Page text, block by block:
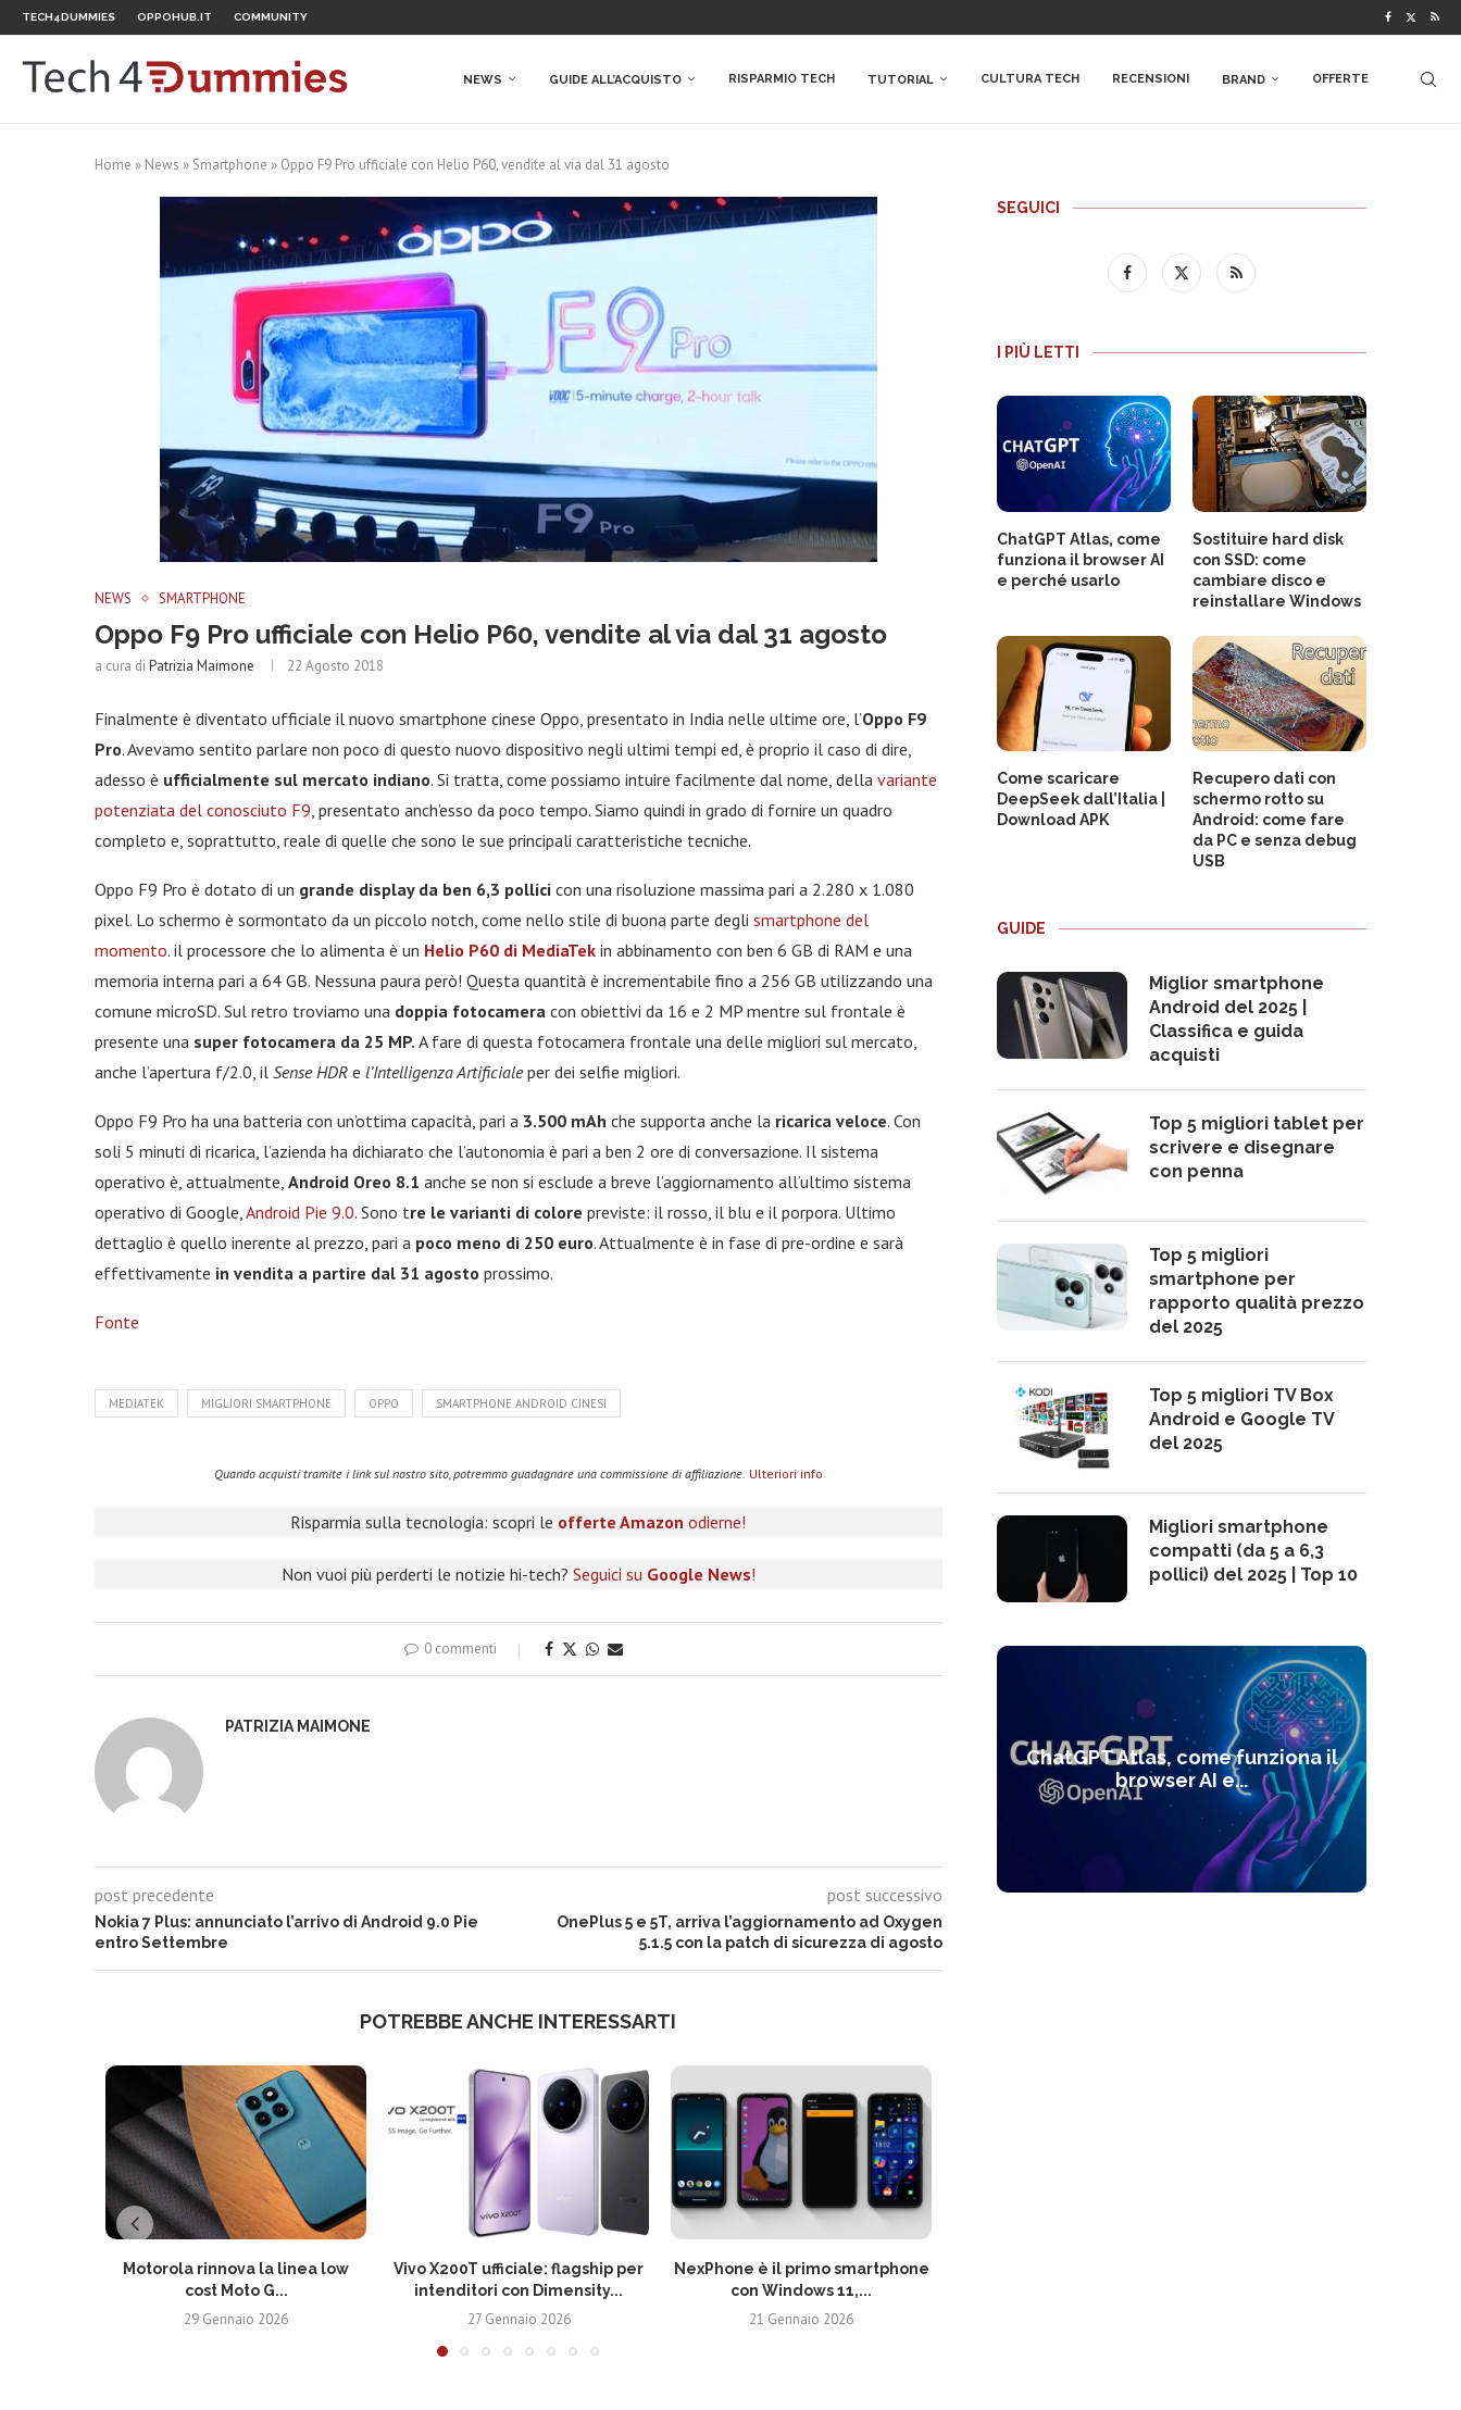
TECH4DUMMIES OPPOHUB.IT COMMUNITY
NEWS GUIDE ALL’ACQUISTO RISPARMIO TECH TUTORIAL CULTURA TECH RECENSIONI BRAND OFFERTE
Home » News » Smartphone » Oppo F9 Pro ufficiale con Helio P60, vendite al via dal 31 agosto
NEWS SMARTPHONE
Oppo F9 Pro ufficiale con Helio P60, vendite al via dal 31 agosto
a cura di Patrizia Maimone 22 Agosto 2018
Finalmente è diventato ufficiale il nuovo smartphone cinese Oppo, presentato in India nelle ultime ore, l’Oppo F9
Pro. Avevamo sentito parlare non poco di questo nuovo dispositivo negli ultimi tempi ed, è proprio il caso di dire,
adesso è ufficialmente sul mercato indiano. Si tratta, come possiamo intuire facilmente dal nome, della variante
potenziata del conosciuto F9, presentato anch’esso da poco tempo. Siamo quindi in grado di fornire un quadro
completo e, soprattutto, reale di quelle che sono le sue principali caratteristiche tecniche.
Oppo F9 Pro è dotato di un grande display da ben 6,3 pollici con una risoluzione massima pari a 2.280 x 1.080
pixel. Lo schermo è sormontato da un piccolo notch, come nello stile di buona parte degli smartphone del
momento. il processore che lo alimenta è un Helio P60 di MediaTek in abbinamento con ben 6 GB di RAM e una
memoria interna pari a 64 GB. Nessuna paura però! Questa quantità è incrementabile fino a 256 GB utilizzando una
comune microSD. Sul retro troviamo una doppia fotocamera con obiettivi da 16 e 2 MP mentre sul frontale è
presente una super fotocamera da 25 MP. A fare di questa fotocamera frontale una delle migliori sul mercato,
anche l’apertura f/2.0, il Sense HDR e l’Intelligenza Artificialeper dei selfie migliori.
Oppo F9 Pro ha una batteria con un’ottima capacità, pari a 3.500 mAh che supporta anche la ricarica veloce. Con
soli 5 minuti di ricarica, l’azienda ha dichiarato che l’autonomia è pari a ben 2 ore di conversazione. Il sistema
operativo è, attualmente, Android Oreo 8.1 anche se non si esclude a breve l’aggiornamento all’ultimo sistema
operativo di Google,Android Pie 9.0. Sono tre le varianti di colore previste: il rosso, il blu e il porpora. Ultimo
dettaglio è quello inerente al prezzo, pari a poco meno di 250 euro. Attualmente è in fase di pre-ordine e sarà
effettivamente in vendita a partire dal 31 agosto prossimo.
Fonte
MEDIATEK MIGLIORI SMARTPHONE OPPO SMARTPHONE ANDROID CINESI
Quando acquisti tramite i link sul nostro sito, potremmo guadagnare una commissione di affiliazione. Ulteriori info
Risparmia sulla tecnologia: scopri le offerte Amazon odierne!
Non vuoi più perderti le notizie hi-tech? Seguici su Google News!
0 commenti
PATRIZIA MAIMONE
post precedente
Nokia 7 Plus: annunciato l’arrivo di Android 9.0 Pie
entro Settembre
post successivo
OnePlus 5 e 5T, arriva l’aggiornamento ad Oxygen
5.1.5 con la patch di sicurezza di agosto
POTREBBE ANCHE INTERESSARTI
Motorola rinnova la linea low
cost Moto G...
29 Gennaio 2026
Vivo X200T ufficiale: flagship per
intenditori con Dimensity...
27 Gennaio 2026
NexPhone è il primo smartphone
con Windows 11,...
21 Gennaio 2026
SEGUICI
I PIÙ LETTI
ChatGPT Atlas, come
funziona il browser AI
e perché usarlo
Sostituire hard disk
con SSD: come
cambiare disco e
reinstallare Windows
Come scaricare
DeepSeek dall’Italia |
Download APK
Recupero dati con
schermo rotto su
Android: come fare
da PC e senza debug
USB
GUIDE
Miglior smartphone
Android del 2025 |
Classifica e guida
acquisti
Top 5 migliori tablet per
scrivere e disegnare
con penna
Top 5 migliori
smartphone per
rapporto qualità prezzo
del 2025
Top 5 migliori TV Box
Android e Google TV
del 2025
Migliori smartphone
compatti (da 5 a 6,3
pollici) del 2025 | Top 10
ChatGPT Atlas, come funziona il
browser AI e...